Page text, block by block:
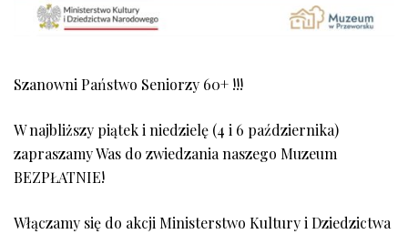
Szanowni Państwo Seniorzy 60+ !!!
W najbliższy piątek i niedzielę (4 i 6 października)
zapraszamy Was do zwiedzania naszego Muzeum
BEZPŁATNIE!
Włączamy się do akcji Ministerstwo Kultury i Dziedzictwa